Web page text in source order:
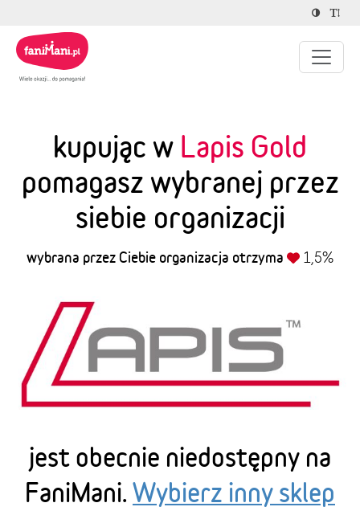
kupując w Lapis Gold
pomagasz wybranej przez
siebie organizacji
wybrana przez Ciebie organizacja otrzyma 1,5%
jest obecnie niedostępny na
FaniMani. Wybierz inny sklep